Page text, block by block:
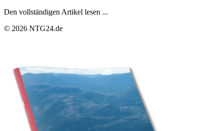
Den vollständigen Artikel lesen ...
© 2026 NTG24.de